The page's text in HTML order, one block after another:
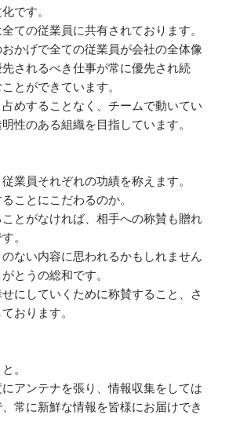
です。
ての従業員に共有されております。
かげで全ての従業員が会社の全体像
されるべき仕事が常に優先され続
とができています。
めすることなく、チームで動いてい
性のある組織を目指しています。
業員それぞれの功績を称えます。
ことにこだわるのか。
とがなければ、相手への称賛も贈れ
。
ない内容に思われるかもしれません
とうの総和です。
にしていくために称賛すること、さ
おります。
。
アンテナを張り、情報収集をしては
常に新鮮な情報を皆様にお届けでき